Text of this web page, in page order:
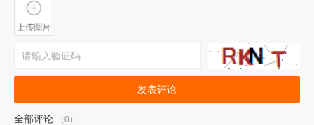
发表评论
全部评论 （0）